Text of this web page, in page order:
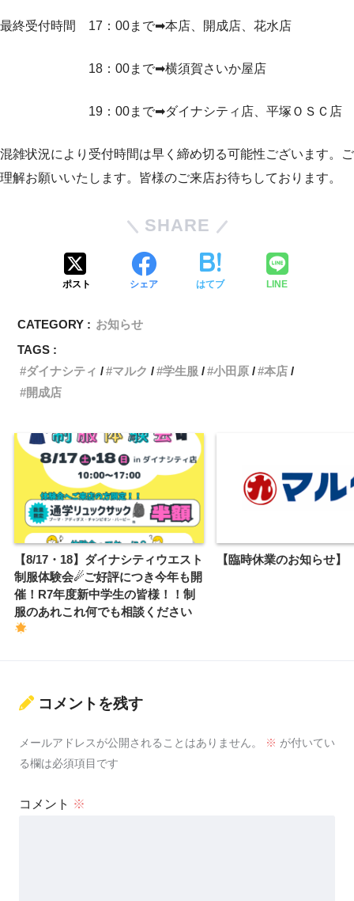
最終受付時間 17：00まで➡本店、開成店、花水店
18：00まで➡横須賀さいか屋店
19：00まで➡ダイナシティ店、平塚ＯＳＣ店
混雑状況により受付時間は早く締め切る可能性ございます。ご
理解お願いいたします。皆様のご来店お待ちしております。
SHARE
ポスト シェア はてブ LINE
CATEGORY : お知らせ
TAGS :
ダイナシティ
マルク 学生服 小田原
本店
開成店
【8/17・18】ダイナシティウエスト
制服体験会☄ご好評につき今年も開
催！R7年度新中学生の皆様！！制
服のあれこれ何でも相談ください
【臨時休業のお知らせ】
コメントを残す
メールアドレスが公開されることはありません。 ※ が付いてい
る欄は必須項目です
コメント ※